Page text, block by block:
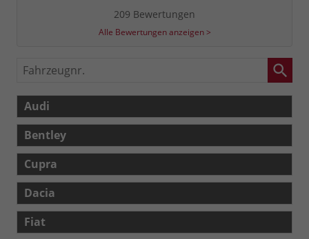
209 Bewertungen
Alle Bewertungen anzeigen >
Fahrzeugnr.
Audi
Bentley
Cupra
Dacia
Fiat